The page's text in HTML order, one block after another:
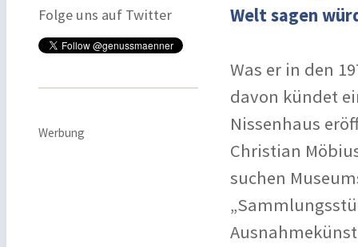
Folge uns auf Twitter
Werbung
Welt sagen
Was er in den
davon kündet
Nissenhaus
Christian
suchen